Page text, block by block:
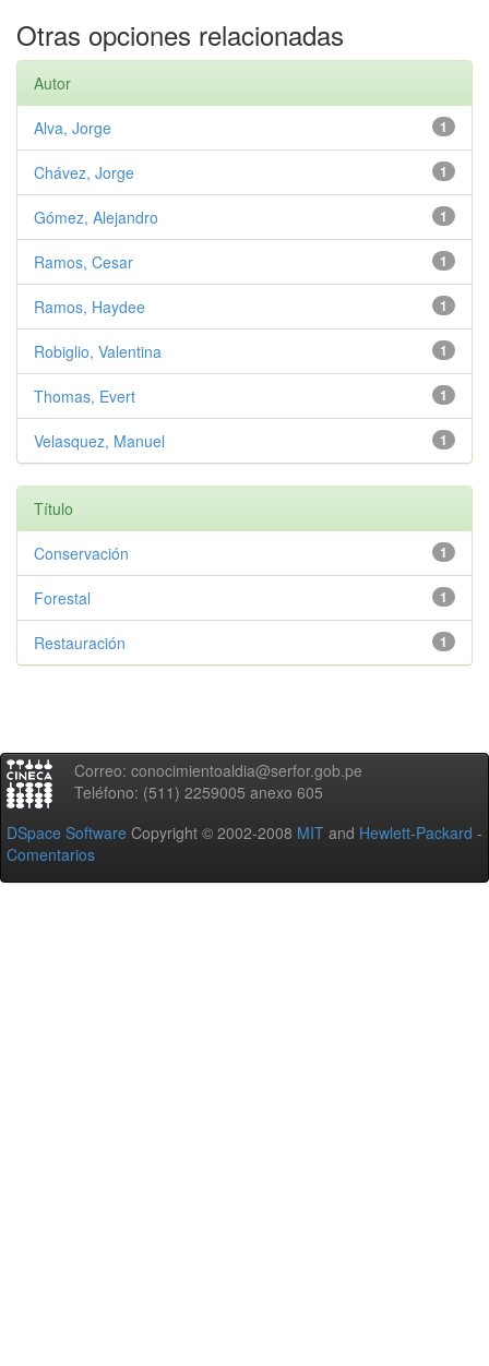
Otras opciones relacionadas
Autor
1
Alva, Jorge
1
Chávez, Jorge
1
Gómez, Alejandro
1
Ramos, Cesar
1
Ramos, Haydee
1
Robiglio, Valentina
1
Thomas, Evert
1
Velasquez, Manuel
Título
1
Conservación
1
Forestal
1
Restauración
Correo: conocimientoaldia@serfor.gob.pe
Teléfono: (511) 2259005 anexo 605
DSpace Software Copyright © 2002-2008 MIT and Hewlett-Packard -
Comentarios